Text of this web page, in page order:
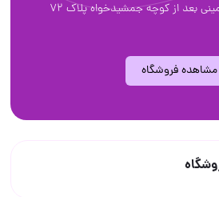
بعد از کوچه جمشیدخواه پلاک 72
مشاهده فروشگاه